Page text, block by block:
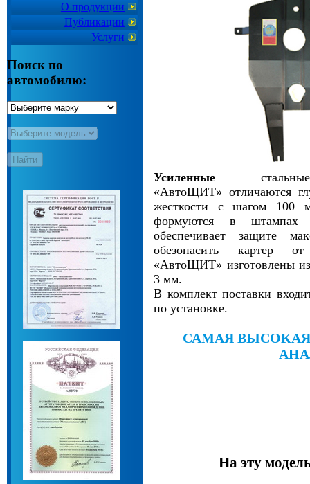
О продукции
Публикации
Услуги
Поиск по
автомобилю:
Усиленные
«АвтоЩИТ» отличаются
жесткости с шагом 100
формуются в
обеспечивает защите
обезопасить картер
«АвтоЩИТ» изготовлены
3 мм.
В комплект поставки
по установке.
САМАЯ
На эту